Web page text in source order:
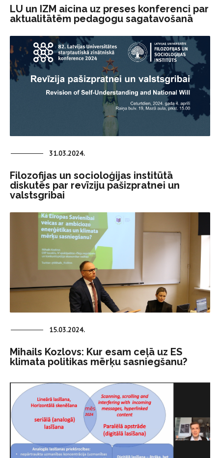
LU un IZM aicina uz preses konferenci par
aktualitātēm pedagogu sagatavošanā
31.03.2024.
Filozofijas un socioloģijas institūtā
diskutēs par revīziju pašizpratnei un
valstsgribai
15.03.2024.
Mihails Kozlovs: Kur esam ceļā uz ES
klimata politikas mērķu sasniegšanu?